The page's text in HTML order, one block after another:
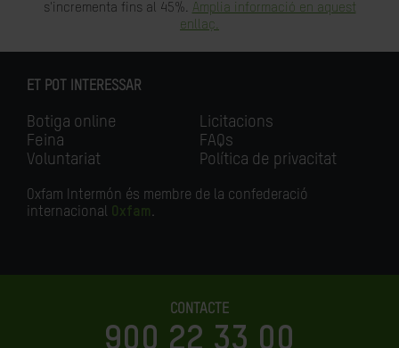
s'incrementa fins al 45%. Amplia informació en aquest
enllaç.
ET POT INTERESSAR
Botiga online
Feina
Voluntariat
Licitacions
FAQs
Política de privacitat
Oxfam Intermón és membre de la confederació
internacional Oxfam.
CONTACTE
900 22 33 00